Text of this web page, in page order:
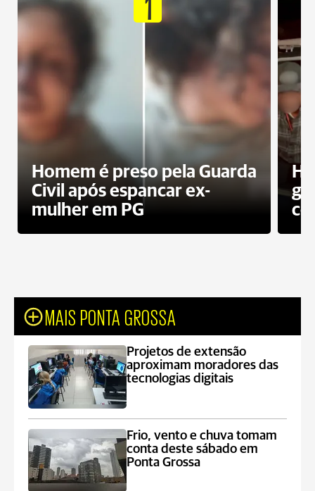
1
Homem é preso pela Guarda
Civil após espancar ex-
mulher em PG
MAIS PONTA GROSSA
Projetos de extensão
aproximam moradores das
tecnologias digitais
Frio, vento e chuva tomam
conta deste sábado em
Ponta Grossa